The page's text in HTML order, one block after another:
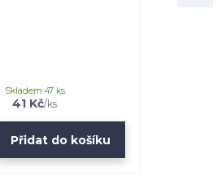
41 Kč/ks
Skladem 47 ks
Přidat do košíku